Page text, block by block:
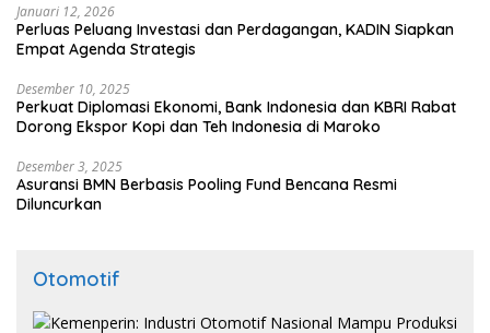
Januari 12, 2026
Perluas Peluang Investasi dan Perdagangan, KADIN Siapkan
Empat Agenda Strategis
Desember 10, 2025
Perkuat Diplomasi Ekonomi, Bank Indonesia dan KBRI Rabat
Dorong Ekspor Kopi dan Teh Indonesia di Maroko
Desember 3, 2025
Asuransi BMN Berbasis Pooling Fund Bencana Resmi
Diluncurkan
Otomotif